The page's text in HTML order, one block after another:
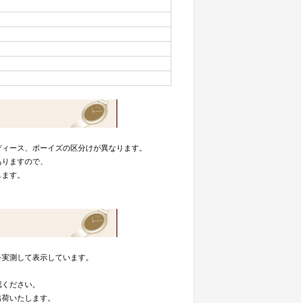
ース、ボーイズの区分けが異なります。
ますので、
す。
測して表示しています。
ださい。
いたします。